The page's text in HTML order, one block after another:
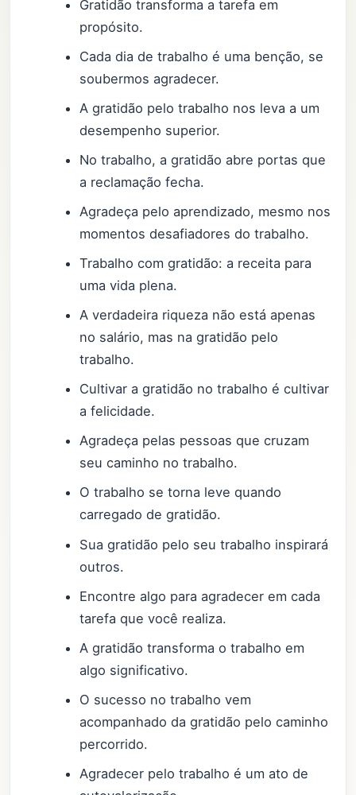
Gratidão transforma a tarefa em
propósito.
Cada dia de trabalho é uma benção, se
soubermos agradecer.
A gratidão pelo trabalho nos leva a um
desempenho superior.
No trabalho, a gratidão abre portas que
a reclamação fecha.
Agradeça pelo aprendizado, mesmo nos
momentos desafiadores do trabalho.
Trabalho com gratidão: a receita para
uma vida plena.
A verdadeira riqueza não está apenas
no salário, mas na gratidão pelo
trabalho.
Cultivar a gratidão no trabalho é cultivar
a felicidade.
Agradeça pelas pessoas que cruzam
seu caminho no trabalho.
O trabalho se torna leve quando
carregado de gratidão.
Sua gratidão pelo seu trabalho inspirará
outros.
Encontre algo para agradecer em cada
tarefa que você realiza.
A gratidão transforma o trabalho em
algo significativo.
O sucesso no trabalho vem
acompanhado da gratidão pelo caminho
percorrido.
Agradecer pelo trabalho é um ato de